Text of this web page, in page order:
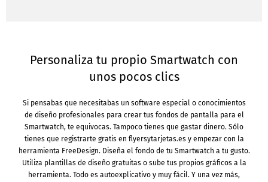
Personaliza tu propio Smartwatch con
unos pocos clics
Si pensabas que necesitabas un software especial o conocimientos
de diseño profesionales para crear tus fondos de pantalla para el
Smartwatch, te equivocas. Tampoco tienes que gastar dinero. Sólo
tienes que registrarte gratis en flyersytarjetas.es y empezar con la
herramienta FreeDesign. Diseña el fondo de tu Smartwatch a tu gusto.
Utiliza plantillas de diseño gratuitas o sube tus propios gráficos a la
herramienta. Todo es autoexplicativo y muy fácil. Y una vez más,